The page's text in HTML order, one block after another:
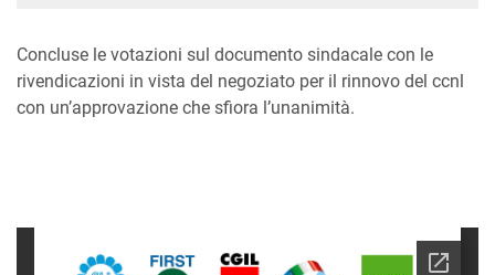
Concluse le votazioni sul documento sindacale con le
rivendicazioni in vista del negoziato per il rinnovo del ccnl
con un’approvazione che sfiora l’unanimità.